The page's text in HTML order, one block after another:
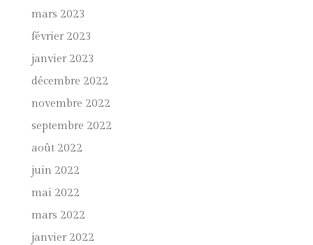
mars 2023
février 2023
janvier 2023
décembre 2022
novembre 2022
septembre 2022
août 2022
juin 2022
mai 2022
mars 2022
janvier 2022